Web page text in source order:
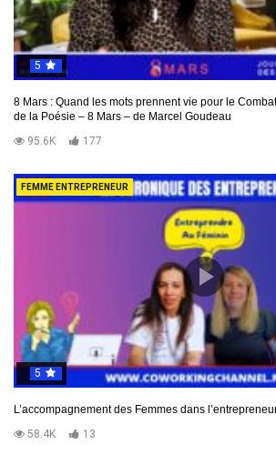
5
8 Mars : Quand les mots prennent vie pour le
de la Poésie – 8 Mars – de Marcel Goudeau
95.6K
177
FEMME ENTREPRENEUR
5
L’accompagnement des Femmes dans
58.4K
13